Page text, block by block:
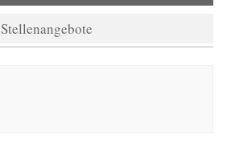
Stellenangebote